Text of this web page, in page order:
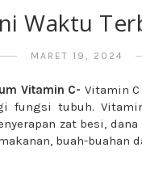
Waktu
MARET 19, 2024
Vitamin C- Vitamin
fungsi tubuh.
zat besi,
buah-buahan